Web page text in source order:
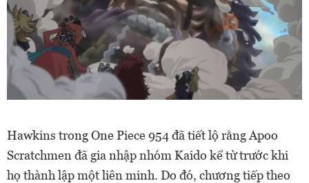
Hawkins trong One Piece 954 đã tiết lộ rằng Apoo
Scratchmen đã gia nhập nhóm Kaido kể từ trước khi
họ thành lập một liên minh. Do đó, chương tiếp theo